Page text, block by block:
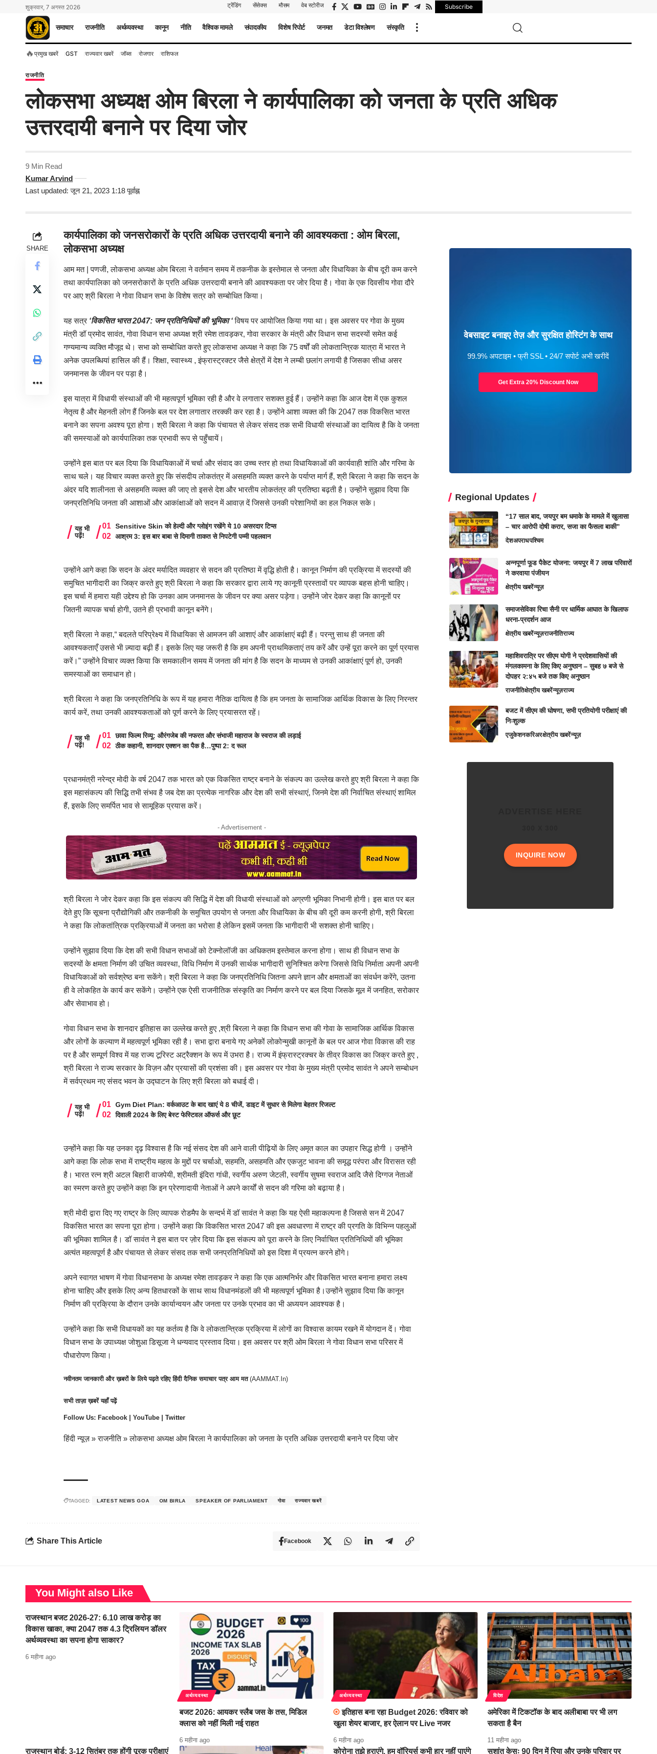
शुक्रवार, 7 अगस्त 2026 ट्रेंडिंग सेंसेक्स मौसम वेब स्टोरीज Subscribe
समाचार राजनीति अर्थव्यवस्था कानून नीति वैश्विक मामले संपादकीय विशेष रिपोर्ट जनमत डेटा विश्लेषण संस्कृति
🔥 प्रमुख खबरें GST राज्यवार खबरें जॉब्स रोजगार राशिफल
राजनीति
लोकसभा अध्यक्ष ओम बिरला ने कार्यपालिका को जनता के प्रति अधिक
उत्तरदायी बनाने पर दिया जोर
Last updated: जून 21, 2023 1:18 पूर्वाह्न
Kumar Arvind
9 Min Read
SHARE
कार्यपालिका को जनसरोकारों के प्रति अधिक उत्तरदायी बनाने की आवश्यकता : ओम बिरला,
लोकसभा अध्यक्ष
आम मत | पणजी, लोकसभा अध्यक्ष ओम बिरला ने वर्तमान समय में तकनीक के इस्तेमाल से जनता और विधायिका के बीच दूरी कम करने
तथा कार्यपालिका को जनसरोकारों के प्रति अधिक उत्तरदायी बनाने की आवश्यकता पर जोर दिया है। गोवा के एक दिवसीय गोवा दौरे
पर आए श्री बिरला ने गोवा विधान सभा के विशेष सत्र को सम्बोधित किया।
यह सत्र ‘विकसित भारत 2047: जन प्रतिनिधियों की भूमिका ‘विषय पर आयोजित किया गया था। इस अवसर पर गोवा के मुख्य
मंत्री डॉ प्रमोद सावंत, गोवा विधान सभा अध्यक्ष श्री रमेश तावड़कर, गोवा सरकार के मंत्री और विधान सभा सदस्यों समेत कई
गण्यमान्य व्यक्ति मौजूद थे। सभा को सम्बोधित करते हुए लोकसभा अध्यक्ष ने कहा कि 75 वर्षों की लोकतान्त्रिक यात्रा में भारत ने
अनेक उपलब्धियां हासिल की हैं। शिक्षा, स्वास्थ्य , इंफ्रास्ट्रक्टर जैसे क्षेत्रों में देश ने लम्बी छलांग लगायी है जिसका सीधा असर
जनमानस के जीवन पर पड़ा है।
इस यात्रा में विधायी संस्थाओं की भी महत्वपूर्ण भूमिका रही है और वे लगातार सशक्त हुई हैं। उन्होंने कहा कि आज देश में एक कुशल
नेतृत्व है और मेहनती लोग हैं जिनके बल पर देश लगातार तरक्की कर रहा है। उन्होंने आशा व्यक्त की कि 2047 तक विकसित भारत
बनाने का सपना अवश्य पूरा होगा। श्री बिरला ने कहा कि पंचायत से लेकर संसद तक सभी विधायी संस्थाओं का दायित्व है कि वे जनता
की समस्याओं को कार्यपालिका तक प्रभावी रूप से पहुँचायें।
उन्होंने इस बात पर बल दिया कि विधायिकाओं में चर्चा और संवाद का उच्च स्तर हो तथा विधायिकाओं की कार्यवाही शांति और गरिमा के
साथ चले। यह विचार व्यक्त करते हुए कि संसदीय लोकतंत्र में असहमति व्यक्त करने के पर्याप्त मार्ग हैं, श्री बिरला ने कहा कि सदन के
अंदर यदि शालीनता से असहमति व्यक्त की जाए तो इससे देश और भारतीय लोकतंत्र की प्रतिष्ठा बढ़ती है। उन्होंने सुझाव दिया कि
जनप्रतिनिधि जनता की आशाओं और आकांक्षाओं को सदन में आवाज़ दें जिससे उनकी परेशानियों का हल निकल सके।
यह भी
पढ़ें!
Sensitive Skin को हेल्दी और ग्लोइंग रखेंगे ये 10 असरदार टिप्स
आश्रम 3: इस बार बाबा से दिमागी ताकत से निपटेगी पम्मी पहलवान
उन्होंने आगे कहा कि सदन के अंदर मर्यादित व्यवहार से सदन की प्रतिष्ठा में वृद्धि होती है। कानून निर्माण की प्रक्रिया में सदस्यों की
समुचित भागीदारी का जिक्र करते हुए श्री बिरला ने कहा कि सरकार द्वारा लाये गए कानूनी प्रस्तावों पर व्यापक बहस होनी चाहिए।
इस चर्चा में हमारा यही उद्देश्य हो कि उनका आम जनमानस के जीवन पर क्या असर पड़ेगा। उन्होंने जोर देकर कहा कि कानूनों पर
जितनी व्यापक चर्चा होगी, उतने ही प्रभावी कानून बनेंगे।
श्री बिरला ने कहा,“ बदलते परिप्रेक्ष्य में विधायिका से आमजन की आशाएं और आकांक्षाएं बढ़ी हैं। परन्तु साथ ही जनता की
आवश्यकताएँ उससे भी ज़्यादा बढ़ी हैं। इसके लिए यह जरूरी है कि हम अपनी प्राथमिकताएं तय करें और उन्हें पूरा करने का पूर्ण प्रयास
करें।” उन्होंने विचार व्यक्त किया कि समकालीन समय में जनता की मांग है कि सदन के माध्यम से उनकी आकांक्षाएं पूर्ण हो, उनकी
समस्याओं का समाधान हो।
श्री बिरला ने कहा कि जनप्रतिनिधि के रूप में यह हमारा नैतिक दायित्व है कि हम जनता के सामाजिक आर्थिक विकास के लिए निरन्तर
कार्य करें, तथा उनकी आवश्यकताओं को पूर्ण करने के लिए प्रयासरत रहें।
यह भी
पढ़ें!
छावा फिल्म रिव्यू: औरंगजेब की नफरत और संभाजी महाराज के स्वराज की लड़ाई
ठीक कहानी, शानदार एक्शन का पैक है…पुष्पा 2: द रूल
प्रधानमंत्री नरेन्द्र मोदी के वर्ष 2047 तक भारत को एक विकसित राष्ट्र बनाने के संकल्प का उल्लेख करते हुए श्री बिरला ने कहा कि
इस महासंकल्प की सिद्धि तभी संभव है जब देश का प्रत्येक नागरिक और देश की सभी संस्थाएं, जिनमे देश की निर्वाचित संस्थाएं शामिल
हैं, इसके लिए समर्पित भाव से सामूहिक प्रयास करें।
- Advertisement -
श्री बिरला ने जोर देकर कहा कि इस संकल्प की सिद्धि में देश की विधायी संस्थाओं को अग्रणी भूमिका निभानी होगी। इस बात पर बल
देते हुए कि सूचना प्रौद्योगिकी और तकनीकी के समुचित उपयोग से जनता और विधायिका के बीच की दूरी कम करनी होगी, श्री बिरला
ने कहा कि लोकतांत्रिक प्रक्रियाओं में जनता का भरोसा है लेकिन इसमें जनता कि भागीदारी भी सशक्त होनी चाहिए।
उन्होंने सुझाव दिया कि देश की सभी विधान सभाओं को टेक्नोलॉजी का अधिकतम इस्तेमाल करना होगा। साथ ही विधान सभा के
सदस्यों के क्षमता निर्माण की उचित व्यवस्था, विधि निर्माण में उनकी सार्थक भागीदारी सुनिश्चित करेगा जिससे विधि निर्माता अपनी अपनी
विधायिकाओं को सर्वश्रेष्ठ बना सकेंगे। श्री बिरला ने कहा कि जनप्रतिनिधि जितना अपने ज्ञान और क्षमताओं का संवर्धन करेंगे, उतना
ही वे लोकहित के कार्य कर सकेंगे। उन्होंने एक ऐसी राजनीतिक संस्कृति का निर्माण करने पर बल दिया जिसके मूल में जनहित, सरोकार
और सेवाभाव हो।
गोवा विधान सभा के शानदार इतिहास का उल्लेख करते हुए ,श्री बिरला ने कहा कि विधान सभा की गोवा के सामाजिक आर्थिक विकास
और लोगों के कल्याण में महत्वपूर्ण भूमिका रही है। सभा द्वारा बनाये गए अनेकों लोकोन्मुखी कानूनों के बल पर आज गोवा विकास की राह
पर है और सम्पूर्ण विश्व में यह राज्य टूरिस्ट अट्रैक्शन के रूप में उभरा है। राज्य में इंफ्रास्ट्रक्चर के तीव्र विकास का जिक्र करते हुए ,
श्री बिरला ने राज्य सरकार के विज़न और प्रयासों की प्रशंसा की। इस अवसर पर गोवा के मुख्य मंत्री प्रमोद सावंत ने अपने सम्बोधन
में सर्वप्रथम नए संसद भवन के उद्घाटन के लिए श्री बिरला को बधाई दी।
यह भी
पढ़ें!
Gym Diet Plan: वर्कआउट के बाद खाएं ये 8 चीजें, डाइट में सुधार से मिलेगा बेहतर रिजल्ट
दिवाली 2024 के लिए बेस्ट फेस्टिवल ऑफर्स और छूट
उन्होंने कहा कि यह उनका दृढ़ विश्वास है कि नई संसद देश की आने वाली पीढ़ियों के लिए अमृत काल का उपहार सिद्ध होगी । उन्होंने
आगे कहा कि लोक सभा में राष्ट्रीय महत्व के मुद्दों पर चर्चाओ, सहमति, असहमति और एकजुट भावना की समृद्ध परंपरा और विरासत रही
है। भारत रत्न श्री अटल बिहारी वाजपेयी, श्रीमती इंदिरा गांधी, स्वर्गीय अरुण जेटली, स्वर्गीय सुषमा स्वराज आदि जैसे दिग्गज नेताओं
का स्मरण करते हुए उन्होंने कहा कि इन प्रेरणादायी नेताओं ने अपने कार्यों से सदन की गरिमा को बढ़ाया है।
श्री मोदी द्वारा दिए गए राष्ट्र के लिए व्यापक रोडमैप के सन्दर्भ में डॉ सावंत ने कहा कि यह ऐसी महाकल्पना है जिससे सन में 2047
विकसित भारत का सपना पूरा होगा। उन्होंने कहा कि विकसित भारत 2047 की इस अवधारणा में राष्ट्र की प्रगति के विभिन्न पहलुओं
की भूमिका शामिल है। डॉ सावंत ने इस बात पर ज़ोर दिया कि इस संकल्प को पूरा करने के लिए निर्वाचित प्रतिनिधियों की भूमिका
अत्यंत महत्वपूर्ण है और पंचायत से लेकर संसद तक सभी जनप्रतिनिधियों को इस दिशा में प्रयत्न करने होंगे।
अपने स्वागत भाषण में गोवा विधानसभा के अध्यक्ष रमेश तावड़कर ने कहा कि एक आत्मनिर्भर और विकसित भारत बनाना हमारा लक्ष्य
होना चाहिए और इसके लिए अन्य हितधारकों के साथ साथ विधानमंडलों की भी महत्वपूर्ण भूमिका है।उन्होंने सुझाव दिया कि कानून
निर्माण की प्रक्रिया के दौरान उनके कार्यान्वयन और जनता पर उनके प्रभाव का भी अध्ययन आवश्यक है।
उन्होंने कहा कि सभी विधायकों का यह कर्तव्य है कि वे लोकतान्त्रिक प्रक्रिया में लोगों का विश्वास कायम रखने में योगदान दें। गोवा
विधान सभा के उपाध्यक्ष जोशुआ डिसूजा ने धन्यवाद प्रस्ताव दिया। इस अवसर पर श्री ओम बिरला ने गोवा विधान सभा परिसर में
पौधारोपण किया।
नवीनतम जानकारी और ख़बरों के लिये पढ़ते रहिए हिंदी दैनिक समाचार पत्र आम मत(AAMMAT.In)
सभीताज़ा ख़बरेंयहाँ पढ़ें
Follow Us: Facebook YouTube Twitter
हिंदी न्यूज़»राजनीति»लोकसभा अध्यक्ष ओम बिरला ने कार्यपालिका को जनता के प्रति अधिक उत्तरदायी बनाने पर दिया जोर
TAGGED: LATEST NEWS GOA OM BIRLA SPEAKER OF PARLIAMENT गोवा राज्यवार खबरें
Share This Article Facebook
वेबसाइट बनाइए तेज़ और सुरक्षित होस्टिंग के साथ
99.9% अपटाइम • फ्री SSL • 24/7 सपोर्ट अभी खरीदें
Get Extra 20% Discount Now
Regional Updates
“17 साल बाद, जयपुर बम धमाके के मामले में खुलासा
– चार आरोपी दोषी करार, सजा का फैसला बाकी”
देशअपराधपश्चिम
अन्नपूर्णा फूड पैकेट योजना: जयपुर में 7 लाख परिवारों
ने करवाया पंजीयन
क्षेत्रीय खबरेंन्यूज़
समाजसेविका रिचा सैनी पर धार्मिक आघात के खिलाफ
धरना-प्रदर्शन आज
क्षेत्रीय खबरेंन्यूज़राजनीतिराज्य
महाशिवरात्रि पर सीएम योगी ने प्रदेशवासियों की
मंगलकामना के लिए किए अनुष्ठान – सुबह ७ बजे से
दोपहर २:४५ बजे तक किए अनुष्ठान
राजनीतिक्षेत्रीय खबरेंन्यूज़राज्य
बजट में सीएम की घोषणा, सभी प्रतियोगी परीक्षाएं की
निःशुल्क
एजुकेशनकरिअरक्षेत्रीय खबरेंन्यूज़
INQUIRE NOW
You Might also Like
राजस्थान बजट 2026-27: 6.10 लाख करोड़ का
विकास खाका, क्या 2047 तक 4.3 ट्रिलियन डॉलर
अर्थव्यवस्था का सपना होगा साकार?
6 महीना ago
अर्थव्यवस्था
बजट 2026: आयकर स्लैब जस के तस, मिडिल
क्लास को नहीं मिली नई राहत
6 महीना ago
अर्थव्यवस्था
इतिहास बना रहा Budget 2026: रविवार को
खुला शेयर बाजार, हर ऐलान पर Live नजर
6 महीना ago
विदेश
अमेरिका में टिकटॉक के बाद अलीबाबा पर भी लग
सकता है बैन
11 महीना ago
राजस्थान बोर्ड: 3-12 सितंबर तक होंगी पूरक परीक्षाएं कोरोना तुझे हराएंगे, हम वॉरियर्स कभी हार नहीं पाएंगे सुशांत केसः 90 दिन में रिया और उनके परिवार पर